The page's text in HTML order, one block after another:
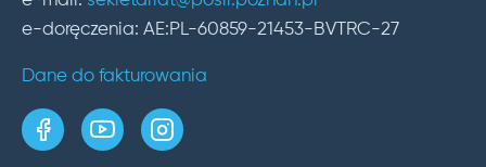
e-doręczenia: AE:PL-60859-21453-BVTRC-27
Dane do fakturowania
strona w serwisie Facebook
kanał w serwisie YouTube
profil w serwisie Instagram